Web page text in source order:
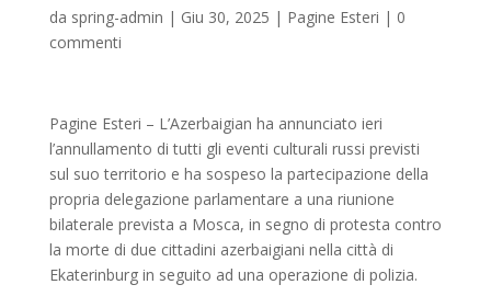
da spring-admin | Giu 30, 2025 | Pagine Esteri | 0
commenti
Pagine Esteri – L’Azerbaigian ha annunciato ieri
l’annullamento di tutti gli eventi culturali russi previsti
sul suo territorio e ha sospeso la partecipazione della
propria delegazione parlamentare a una riunione
bilaterale prevista a Mosca, in segno di protesta contro
la morte di due cittadini azerbaigiani nella città di
Ekaterinburg in seguito ad una operazione di polizia.